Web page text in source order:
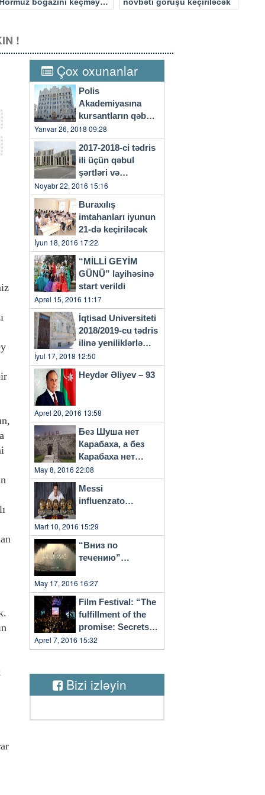
!
Çox oxunanlar
Polis
Akademiyasına
kursantların qəbulu
başlayıb
Yanvar 26, 2018 09:28
2017-2018-ci tədris
ili üçün qəbul
şərtləri və
qaydaları…
Noyabr 22, 2016 15:16
Buraxılış
imtahanları iyunun
21-də keçiriləcək
İyun 18, 2016 17:22
“MİLLİ GEYİM
GÜNÜ” layihəsinə
start verildi
Aprel 15, 2016 11:17
İqtisad Universiteti
2018/2019-cu tədris
ilinə yeniliklərlə
başlayacaq
İyul 17, 2018 12:50
Heydər Əliyev – 93
Aprel 20, 2016 13:58
Без Шуша нет
Карабаха, а без
Карабаха нет
Азербайджана…
May 8, 2016 22:08
Messi
influenzato…
Mart 10, 2016 15:29
“Вниз по
течению”…
May 17, 2016 16:27
Film Festival: “The
fulfillment of the
promise: Secrets
of Vilnius”
Aprel 7, 2016 15:32
Bizi izləyin